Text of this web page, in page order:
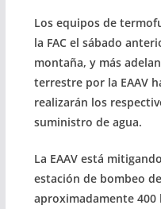
Los equipos de
la FAC el sábado
montaña, y más
terrestre por la EAAV
realizarán los
suministro de agua.
La EAAV está
estación de bombeo
aproximadamente